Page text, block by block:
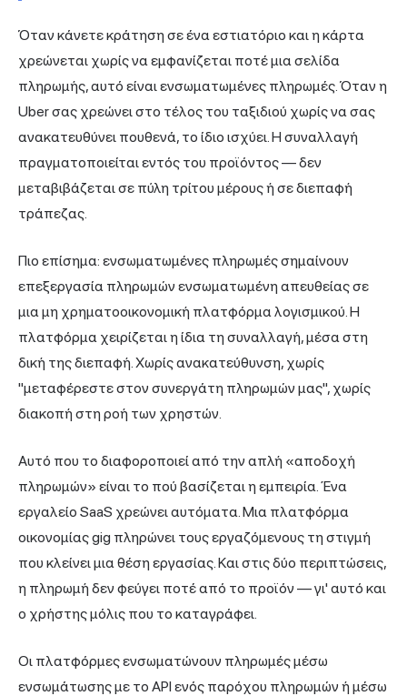
Όταν κάνετε κράτηση σε ένα εστιατόριο και η κάρτα
χρεώνεται χωρίς να εμφανίζεται ποτέ μια σελίδα
πληρωμής, αυτό είναι ενσωματωμένες πληρωμές. Όταν η
Uber σας χρεώνει στο τέλος του ταξιδιού χωρίς να σας
ανακατευθύνει πουθενά, το ίδιο ισχύει. Η συναλλαγή
πραγματοποιείται εντός του προϊόντος — δεν
μεταβιβάζεται σε πύλη τρίτου μέρους ή σε διεπαφή
τράπεζας.
Πιο επίσημα: ενσωματωμένες πληρωμές σημαίνουν
επεξεργασία πληρωμών ενσωματωμένη απευθείας σε
μια μη χρηματοοικονομική πλατφόρμα λογισμικού. Η
πλατφόρμα χειρίζεται η ίδια τη συναλλαγή, μέσα στη
δική της διεπαφή. Χωρίς ανακατεύθυνση, χωρίς
"μεταφέρεστε στον συνεργάτη πληρωμών μας", χωρίς
διακοπή στη ροή των χρηστών.
Αυτό που το διαφοροποιεί από την απλή «αποδοχή
πληρωμών» είναι το πού βασίζεται η εμπειρία. Ένα
εργαλείο SaaS χρεώνει αυτόματα. Μια πλατφόρμα
οικονομίας gig πληρώνει τους εργαζόμενους τη στιγμή
που κλείνει μια θέση εργασίας. Και στις δύο περιπτώσεις,
η πληρωμή δεν φεύγει ποτέ από το προϊόν — γι' αυτό και
ο χρήστης μόλις που το καταγράφει.
Οι πλατφόρμες ενσωματώνουν πληρωμές μέσω
ενσωμάτωσης με το API ενός παρόχου πληρωμών ή μέσω